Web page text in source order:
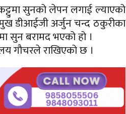
सुनको लेपन लगाई ल्याएको
डीआईजी अर्जुन चन्द ठकुरीका
सुन बरामद भएको हो ।
गौचरले राखिएको छ ।